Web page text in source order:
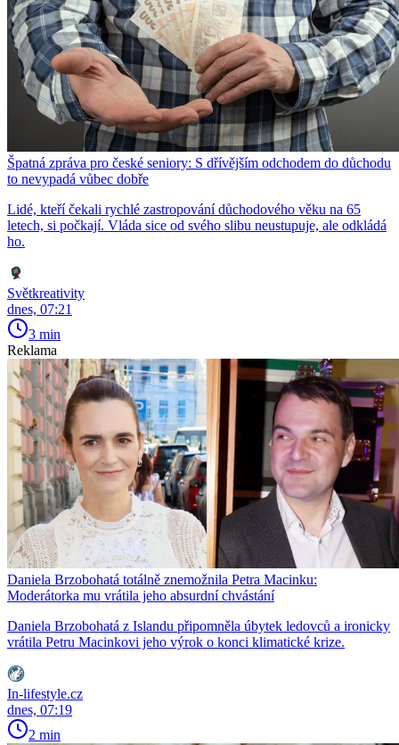
Špatná zpráva pro české seniory: S dřívějším odchodem do důchodu
to nevypadá vůbec dobře
Lidé, kteří čekali rychlé zastropování důchodového věku na 65
letech, si počkají. Vláda sice od svého slibu neustupuje, ale odkládá
ho.
Světkreativity
dnes, 07:21
3 min
Reklama
Daniela Brzobohatá totálně znemožnila Petra Macinku:
Moderátorka mu vrátila jeho absurdní chvástání
Daniela Brzobohatá z Islandu připomněla úbytek ledovců a ironicky
vrátila Petru Macinkovi jeho výrok o konci klimatické krize.
In-lifestyle.cz
dnes, 07:19
2 min